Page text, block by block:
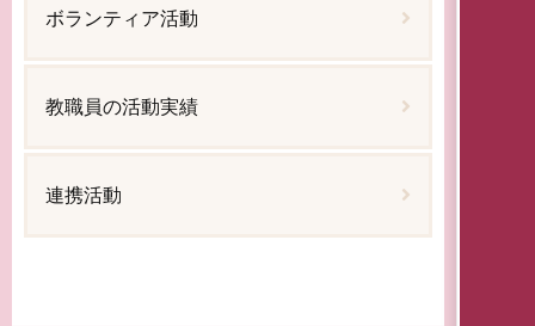
ボランティア活動
教職員の活動実績
連携活動